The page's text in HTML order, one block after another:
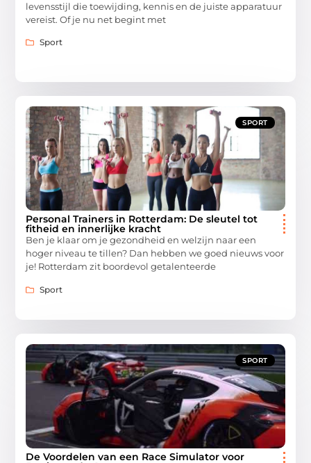
levensstijl die toewijding, kennis en de juiste apparatuur
vereist. Of je nu net begint met
Sport
SPORT
Personal Trainers in Rotterdam: De sleutel tot
fitheid en innerlijke kracht
Ben je klaar om je gezondheid en welzijn naar een
hoger niveau te tillen? Dan hebben we goed nieuws voor
je! Rotterdam zit boordevol getalenteerde
Sport
SPORT
De Voordelen van een Race Simulator voor